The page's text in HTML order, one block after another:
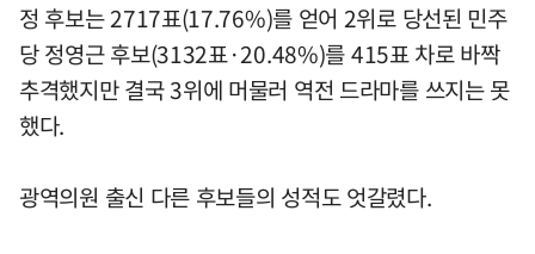
정 후보는 2717표(17.76%)를 얻어 2위로 당선된 민주
당 정영근 후보(3132표·20.48%)를 415표 차로 바짝
추격했지만 결국 3위에 머물러 역전 드라마를 쓰지는 못
했다.
광역의원 출신 다른 후보들의 성적도 엇갈렸다.